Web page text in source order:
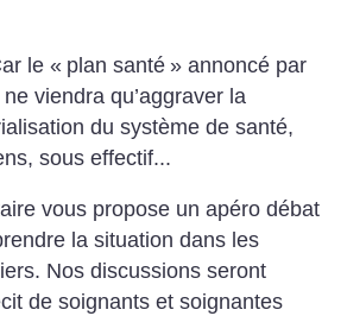
le « plan santé » annoncé par
viendra qu’aggraver la
du système de santé,
sous effectif...
vous propose un apéro débat
la situation dans les
Nos discussions seront
de soignants et soignantes